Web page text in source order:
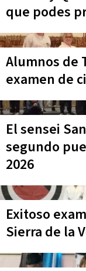
que podes
Alumnos de
examen de
El sensei
segundo
2026
Exitoso
Sierra de la